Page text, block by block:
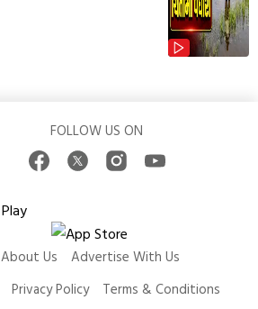
FOLLOW US ON
About Us
Advertise With Us
Privacy Policy
Terms & Conditions